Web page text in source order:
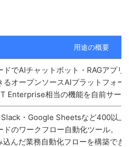
用途の概要
ドでAIチャットボット・RAGアプリ
るオープンソースAIプラットフォー
Enterprise相当の機能を自前サー
・Google Sheetsなど400以上
ドのワークフロー自動化ツール。
込んだ業務自動化フローを構築でき